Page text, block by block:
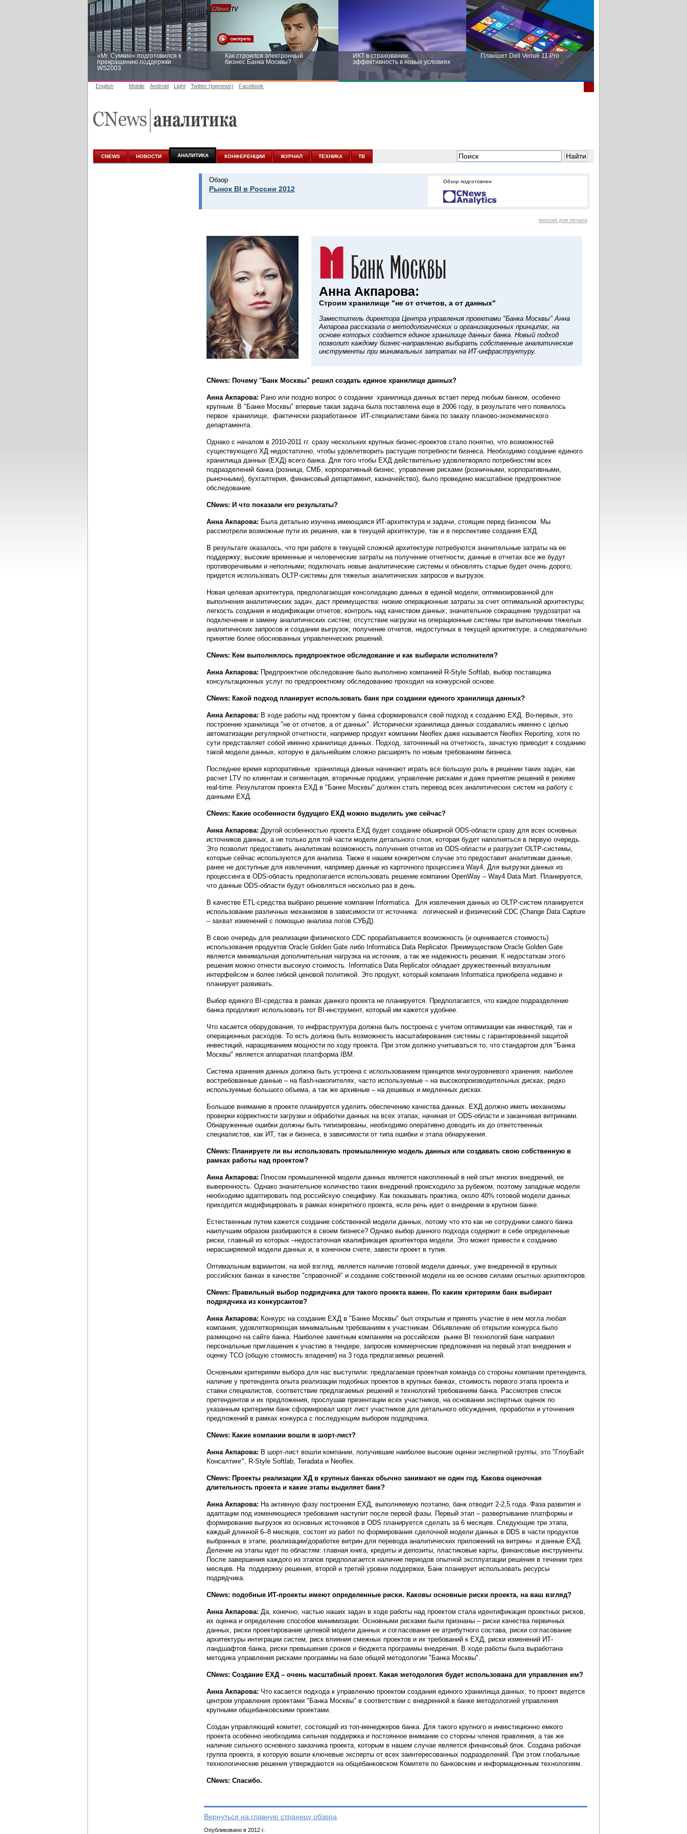
«Mr. Сумкин» подготовился к
прекращению поддержки
WS2003
Как строился электронный
бизнес Банка Москвы?
ИКТ в страховании:
эффективность в новых условиях
Планшет Dell Venue 11 Pro
аналитике
новых условиях
English Mobile Android Light Twitter (topnews) Facebook
CNEWS НОВОСТИ АНАЛИТИКА КОНФЕРЕНЦИИ ЖУРНАЛ ТЕХНИКА ТВ
Обзор
Рынок BI в России 2012
Обзор подготовлен
версия для печати
Анна Акпарова:
Строим хранилище "не от отчетов, а от данных"
Заместитель директора Центра управления проектами "Банка Москвы" Анна
Акпарова рассказала о методологических и организационных принципах, на
основе которых создается единое хранилище данных банка. Новый подход
позволит каждому бизнес-направлению выбирать собственные аналитические
инструменты при минимальных затратах на ИТ-инфраструктуру.
CNews: Почему "Банк Москвы" решил создать единое хранилище данных?
Анна Акпарова: Рано или поздно вопрос о создании хранилища данных встает перед любым банком, особенно
крупным. В "Банке Москвы" впервые такая задача была поставлена еще в 2006 году, в результате чего появилось
первое хранилище, фактически разработанное ИТ-специалистами банка по заказу планово-экономического
департамента.
Однако с началом в 2010-2011 гг. сразу нескольких крупных бизнес-проектов стало понятно, что возможностей
существующего ХД недостаточно, чтобы удовлетворить растущие потребности бизнеса. Необходимо создание единого
хранилища данных (ЕХД) всего банка. Для того чтобы ЕХД действительно удовлетворяло потребностям всех
подразделений банка (розница, СМБ, корпоративный бизнес, управление рисками (розничными, корпоративными,
рыночными), бухгалтерия, финансовый департамент, казначейство), было проведено масштабное предпроектное
обследование.
CNews: И что показали его результаты?
Анна Акпарова: Была детально изучена имеющаяся ИТ-архитектура и задачи, стоящие перед бизнесом. Мы
рассмотрели возможные пути их решения, как в текущей архитектуре, так и в перспективе создания ЕХД.
В результате оказалось, что при работе в текущей сложной архитектуре потребуются значительные затраты на ее
поддержку; высокие временные и человеческие затраты на получение отчетности; данные в отчетах все же будут
противоречивыми и неполными; подключать новые аналитические системы и обновлять старые будет очень дорого;
придется использовать OLTP-системы для тяжелых аналитических запросов и выгрузок.
Новая целевая архитектура, предполагающая консолидацию данных в единой модели, оптимизированной для
выполнения аналитических задач, даст преимущества: низкие операционные затраты за счет оптимальной архитектуры;
легкость создания и модификации отчетов; контроль над качеством данных; значительное сокращение трудозатрат на
подключение и замену аналитических систем; отсутствие нагрузки на операционные системы при выполнении тяжелых
аналитических запросов и создании выгрузок; получение отчетов, недоступных в текущей архитектуре, а следовательно
принятие более обоснованных управленческих решений.
CNews: Кем выполнялось предпроектное обследование и как выбирали исполнителя?
Анна Акпарова: Предпроектное обследование было выполнено компанией R-Style Softlab, выбор поставщика
консультационных услуг по предпроектному обследованию проходил на конкурсной основе.
CNews: Какой подход планирует использовать банк при создании единого хранилища данных?
Анна Акпарова: В ходе работы над проектом у банка сформировался свой подход к созданию ЕХД. Во-первых, это
построение хранилища "не от отчетов, а от данных". Исторически хранилища данных создавались именно с целью
автоматизации регулярной отчетности, например продукт компании Neoflex даже называется Neoflex Reporting, хотя по
сути представляет собой именно хранилище данных. Подход, заточенный на отчетность, зачастую приводит к созданию
такой модели данных, которую в дальнейшем сложно расширять по новым требованиям бизнеса.
Последнее время корпоративные хранилища данных начинают играть все большую роль в решении таких задач, как
расчет LTV по клиентам и сегментация, вторичные продажи, управление рисками и даже принятие решений в режиме
real-time. Результатом проекта ЕХД в "Банке Москвы" должен стать перевод всех аналитических систем на работу с
данными ЕХД.
CNews: Какие особенности будущего ЕХД можно выделить уже сейчас?
Анна Акпарова: Другой особенностью проекта ЕХД будет создание обширной ODS-области сразу для всех основных
источников данных, а не только для той части модели детального слоя, которая будет наполняться в первую очередь.
Это позволит предоставить аналитикам возможность получения отчетов из ODS-области и разгрузит OLTP-системы,
которые сейчас используются для анализа. Также в нашем конкретном случае это предоставит аналитикам данные,
ранее не доступные для извлечения, например данные из карточного процессинга Way4. Для выгрузки данных из
процессинга в ODS-область предполагается использовать решение компании OpenWay – Way4 Data Mart. Планируется,
что данные ODS-области будут обновляться несколько раз в день.
В качестве ETL-средства выбрано решение компании Informatica. Для извлечения данных из OLTP-систем планируется
использование различных механизмов в зависимости от источника: логический и физический CDC (Change Data Capture
– захват изменений с помощью анализа логов СУБД).
В свою очередь для реализации физического CDC прорабатывается возможность (и оценивается стоимость)
использования продуктов Oracle Golden Gate либо Informatica Data Replicator. Преимуществом Oracle Golden Gate
является минимальная дополнительная нагрузка на источник, а так же надежность решения. К недостаткам этого
решения можно отнести высокую стоимость. Informatica Data Replicator обладает дружественный визуальным
интерфейсом и более гибкой ценовой политикой. Это продукт, который компания Informatica приобрела недавно и
планирует развивать.
Выбор единого BI-средства в рамках данного проекта не планируется. Предполагается, что каждое подразделение
банка продолжит использовать тот BI-инструмент, который им кажется удобнее.
Что касается оборудования, то инфраструктура должна быть построена с учетом оптимизации как инвестиций, так и
операционных расходов. То есть должна быть возможность масштабирования системы с гарантированной защитой
инвестиций, наращиванием мощности по ходу проекта. При этом должно учитываться то, что стандартом для "Банка
Москвы" является аппаратная платформа IBM.
Система хранения данных должна быть устроена с использованием принципов многоуровневого хранения: наиболее
востребованные данные – на flash-накопителях, часто используемые – на высокопроизводительных дисках, редко
используемые большого объема, а так же архивные – на дешевых и медленных дисках.
Большое внимание в проекте планируется уделить обеспечению качества данных. ЕХД должно иметь механизмы
проверки корректности загрузки и обработки данных на всех этапах, начиная от ODS-области и заканчивая витринами.
Обнаруженные ошибки должны быть типизированы, необходимо оперативно доводить их до ответственных
специалистов, как ИТ, так и бизнеса, в зависимости от типа ошибки и этапа обнаружения.
CNews: Планируете ли вы использовать промышленную модель данных или создавать свою собственную в
рамках работы над проектом?
Анна Акпарова: Плюсом промышленной модели данных является накопленный в ней опыт многих внедрений, ее
выверенность. Однако значительное количество таких внедрений происходило за рубежом, поэтому западные модели
необходимо адаптировать под российскую специфику. Как показывать практика, около 40% готовой модели данных
приходится модифицировать в рамках конкретного проекта, если речь идет о внедрении в крупном банке.
Естественным путем кажется создание собственной модели данных, потому что кто как не сотрудники самого банка
наилучшим образом разбираются в своем бизнесе? Однако выбор данного подхода содержит в себе определенные
риски, главный из которых –недостаточная квалификация архитектора модели. Это может привести к созданию
нерасширяемой модели данных и, в конечном счете, завести проект в тупик.
Оптимальным вариантом, на мой взгляд, является наличие готовой модели данных, уже внедренной в крупных
российских банках в качестве "справочной" и создание собственной модели на ее основе силами опытных архитекторов.
CNews: Правильный выбор подрядчика для такого проекта важен. По каким критериям банк выбирает
подрядчика из конкурсантов?
Анна Акпарова: Конкурс на создание ЕХД в "Банке Москвы" был открытым и принять участие в нем могла любая
компания, удовлетворяющая минимальным требованиям к участникам. Объявление об открытии конкурса было
размещено на сайте банка. Наиболее заметным компаниям на российском рынке BI технологий банк направил
персональные приглашения к участию в тендере, запросив коммерческие предложения на первый этап внедрения и
оценку TCO (общую стоимость владения) на 3 года предлагаемых решений.
Основными критериями выбора для нас выступили: предлагаемая проектная команда со стороны компании претендента,
наличие у претендента опыта реализации подобных проектов в крупных банках, стоимость первого этапа проекта и
ставки специалистов, соответствие предлагаемых решений и технологий требованиям банка. Рассмотрев список
претендентов и их предложения, прослушав презентации всех участников, на основании экспертных оценок по
указанным критериям банк сформировал шорт лист участников для детального обсуждения, проработки и уточнения
предложений в рамках конкурса с последующим выбором подрядчика.
CNews: Какие компании вошли в шорт-лист?
Анна Акпарова: В шорт-лист вошли компании, получившие наиболее высокие оценки экспертной группы, это "ГлоуБайт
Консалтинг", R-Style Softlab, Teradata и Neoflex.
CNews: Проекты реализации ХД в крупных банках обычно занимают не один год. Какова оценочная
длительность проекта и какие этапы выделяет банк?
Анна Акпарова: На активную фазу построения ЕХД, выполняемую поэтапно, банк отводит 2-2,5 года. Фаза развития и
адаптации под изменяющиеся требования наступит после первой фазы. Первый этап – развертывание платформы и
формирование выгрузок из основных источников в ODS планируется сделать за 6 месяцев. Следующие три этапа,
каждый длинной 6–8 месяцев, состоят из работ по формирования сделочной модели данных в DDS в части продуктов
выбранных в этапе, реализации/доработке витрин для перевода аналитических приложений на витрины и данные ЕХД.
Деление на этапы идет по областям: главная книга, кредиты и депозиты, пластиковые карты, финансовые инструменты.
После завершения каждого из этапов предполагается наличие периодов опытной эксплуатации решения в течении трех
месяцев. На поддержку решения, второй и третий уровни поддержки, Банк планирует использовать ресурсы
подрядчика.
CNews: подобные ИТ-проекты имеют определенные риски. Каковы основные риски проекта, на ваш взгляд?
Анна Акпарова: Да, конечно, частью наших задач в ходе работы над проектом стала идентификация проектных рисков,
их оценка и определение способов минимизации. Основными рисками были признаны – риски качества первичных
данных, риски проектирование целевой модели данных и согласования ее атрибутного состава, риски согласование
архитектуры интеграции систем, риск влияния смежных проектов и их требований к ЕХД, риски изменений ИТ-
ландшафтов банка, риски превышения сроков и бюджета программы внедрения. В ходе работы была выработана
методика управления рисками программы на базе общей методологии "Банка Москвы".
CNews: Создание ЕХД – очень масштабный проект. Какая методология будет использована для управления им?
Анна Акпарова: Что касается подхода к управлению проектом создания единого хранилища данных, то проект ведется
центром управления проектами "Банка Москвы" в соответствии с внедренной в банке методологией управления
крупными общебанковскими проектами.
Создан управляющий комитет, состоящий из топ-менеджеров банка. Для такого крупного и инвестиционно емкого
проекта особенно необходима сильная поддержка и постоянное внимание со стороны членов правления, а так же
наличие сильного основного заказчика проекта, которым в нашем случае является финансовый блок. Создана рабочая
группа проекта, в которую вошли ключевые эксперты от всех заинтересованных подразделений. При этом глобальные
технологические решения утверждаются на общебанковском Комитете по банковским и информационным технологиям.
CNews: Спасибо.
Вернуться на главную страницу обзора
Опубликовано в 2012 г.